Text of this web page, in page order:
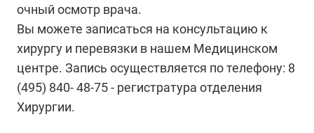
очный осмотр врача.
Вы можете записаться на консультацию к
хирургу и перевязки в нашем Медицинском
центре. Запись осуществляется по телефону: 8
(495) 840- 48-75 - регистратура отделения
Хирургии.